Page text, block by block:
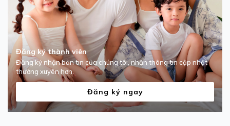
Đăng ký thành viên
Đăng ký nhận bản tin của chúng tôi, nhận thông tin cập nhật
thường xuyên hơn.
Đăng ký ngay